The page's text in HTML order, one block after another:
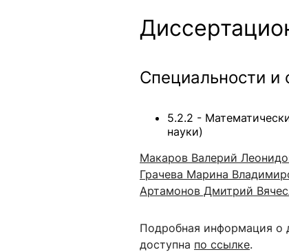
Специальности и
5.2.2 -
науки)
Макаров Валерий
Грачева Марина
Артамонов Дмитрий
Подробная информация о
доступна по ссылке.